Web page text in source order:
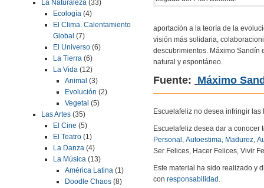
La Naturaleza (33)
Ecología (4)
El Clima. Calentamiento
Global (7)
El Universo (6)
La Tierra (6)
La Vida (12)
Animal (3)
Evolución (2)
Vegetal (5)
Las Artes (35)
El Cine (5)
El Teatro (1)
La Danza (4)
La Música (13)
América Latina (1)
Doodle Chaos (8)
aportación a la teoría de la
visión más solidaria,
descubrimientos. Máximo Sandín
natural y espontáneo.
Fuente: Máximo
Escuelafeliz no desea infringir
Escuelafeliz desea dar a
Personal Autoestima Madurez
Ser Felices, Hacer Felices, Vivir
Este material ha sido realizado y
con responsabilidad